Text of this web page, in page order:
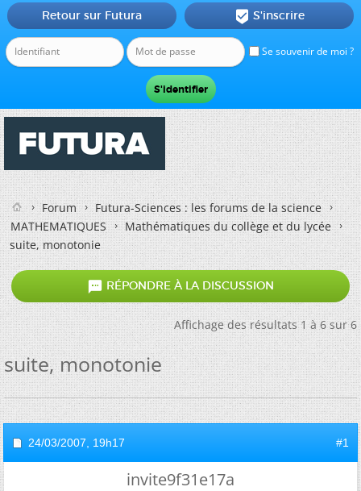
Se souvenir de moi ?
Retour sur Futura  S'inscrire
Forum
Futura-Sciences : les forums de la science
MATHEMATIQUES
Mathématiques du collège et du lycée
suite, monotonie
 RÉPONDRE À LA DISCUSSION
Affichage des résultats 1 à 6 sur 6
suite, monotonie
24/03/2007, 19h17 #1
invite9f31e17a